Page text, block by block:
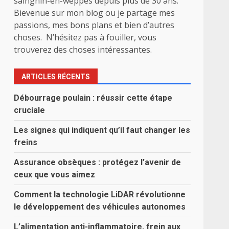
Bievenue sur mon blog ou je partage mes
passions, mes bons plans et bien d’autres
choses. N’hésitez pas à fouiller, vous
trouverez des choses intéressantes.
ARTICLES RÉCENTS
Débourrage poulain : réussir cette étape
cruciale
Les signes qui indiquent qu’il faut changer les
freins
Assurance obsèques : protégez l’avenir de
ceux que vous aimez
Comment la technologie LiDAR révolutionne
le développement des véhicules autonomes
L’alimentation anti-inflammatoire, frein aux